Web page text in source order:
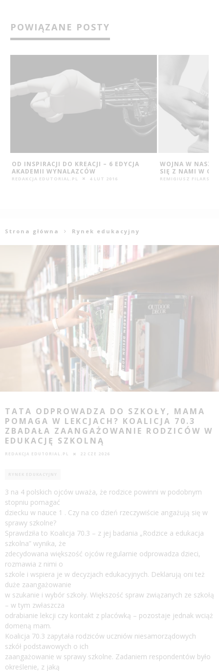
POWIĄZANE POSTY
WOJNA W NASZYM CIELE, CZYLI CO DZIEJĘ
SIĘ Z NAMI W CZASIE ODCHUDZANIA?
REMIGIUSZ FILARSKI 29 KWI 2016
4
DLA DZIECI
REDAKCJA
Strona główna Rynek edukacyjny
TATA ODPROWADZA DO SZKOŁY, MAMA
POMAGA W LEKCJACH? KOALICJA 70.3
ZBADAŁA ZAANGAŻOWANIE RODZICÓW W
EDUKACJĘ SZKOLNĄ
REDAKCJA EDUTORIAL.PL 22 CZE 2026
RYNEK EDUKACYJNY
3 na 4 polskich ojców uważa, że rodzice powinni w podobnym
stopniu pomagać
dziecku w nauce 1 . Czy na co dzień rzeczywiście angażują się w
sprawy szkolne?
Sprawdziła to Koalicja 70.3 – z jej badania „Rodzice a edukacja
szkolna” wynika, że
zdecydowana większość ojców regularnie odprowadza dzieci,
rozmawia z nimi o
szkole i wspiera je w decyzjach edukacyjnych. Deklarują oni też
duże zaangażowanie
w szukanie i wybór szkoły. Większość spraw związanych ze szkołą
– w tym zwłaszcza
odrabianie lekcji czy kontakt z placówką – pozostaje jednak wciąż
domeną mam.
Koalicja 70.3 zapytała rodziców uczniów niesamorządowych
szkół podstawowych o ich
zaangażowanie w sprawy szkolne. Zadaniem respondentów było
określenie, z jaką